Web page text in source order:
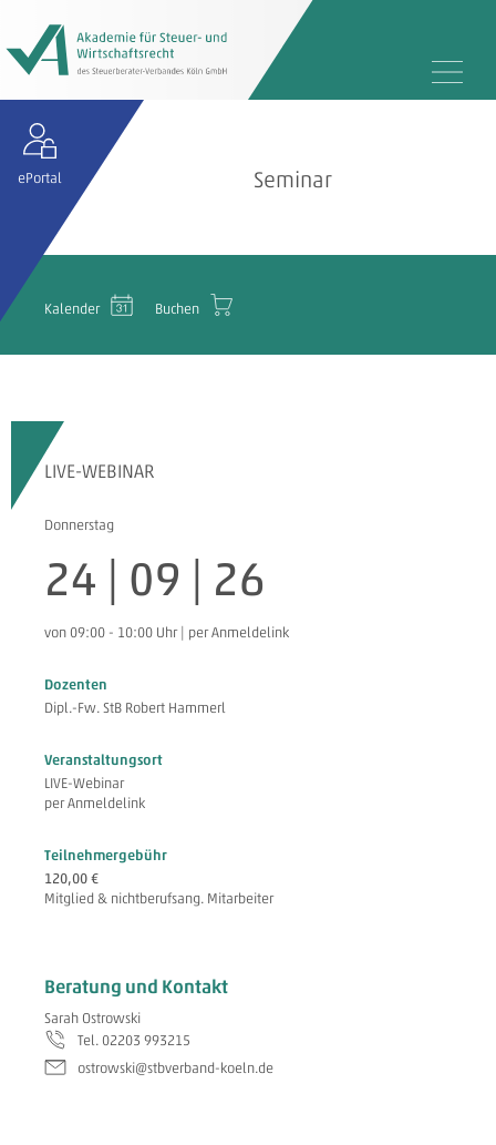
ePortal Seminar
Kalender Buchen
LIVE-WEBINAR
Donnerstag
24 | 09 | 26
von 09:00 - 10:00 Uhr | per Anmeldelink
Dozenten
Dipl.-Fw. StB Robert Hammerl
Veranstaltungsort
LIVE-Webinar
per Anmeldelink
Teilnehmergebühr
120,00 €
Mitglied & nichtberufsang. Mitarbeiter
Beratung und Kontakt
Sarah Ostrowski
Tel. 02203 993215
ostrowski@stbverband-koeln.de